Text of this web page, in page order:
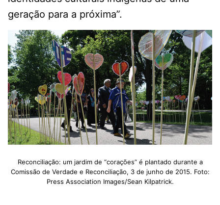
geração para a próxima”.
Reconciliação: um jardim de “corações” é plantado durante a
Comissão de Verdade e Reconciliação, 3 de junho de 2015. Foto:
Press Association Images/Sean Kilpatrick.